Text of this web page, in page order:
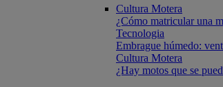
Cultura Motera
¿Cómo matricular una
Tecnologia
Embrague húmedo:
Cultura Motera
¿Hay motos que se